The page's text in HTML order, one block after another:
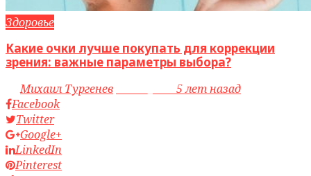
Здоровье
Какие очки лучше покупать для коррекции
зрения: важные параметры выбора?
byМихаил Тургенев
5 лет назад
Facebook
Twitter
Google+
LinkedIn
Pinterest